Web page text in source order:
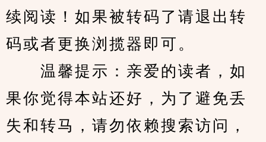
续阅读！如果被转码了请退出转
码或者更换浏揽器即可。
温馨提示：亲爱的读者，如
果你觉得本站还好，为了避免丢
失和转马，请勿依赖搜索访问，